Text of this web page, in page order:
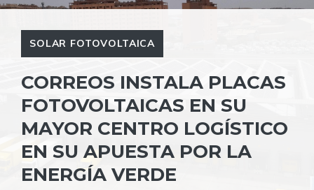
SOLAR FOTOVOLTAICA
CORREOS INSTALA PLACAS
FOTOVOLTAICAS EN SU
MAYOR CENTRO LOGÍSTICO
EN SU APUESTA POR LA
ENERGÍA VERDE